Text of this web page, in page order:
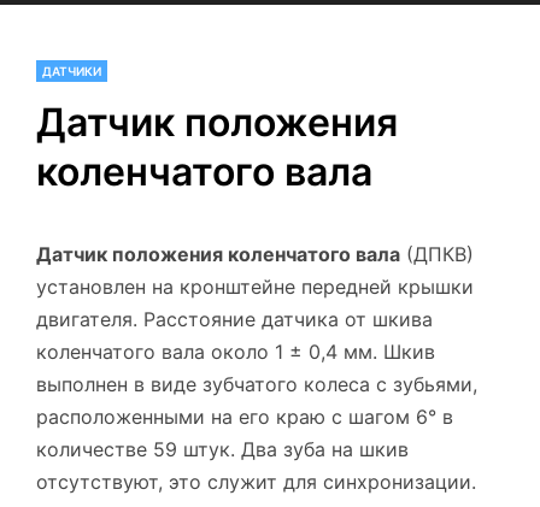
ДАТЧИКИ
Датчик положения
коленчатого вала
Датчик положения коленчатого вала (ДПКВ)
установлен на кронштейне передней крышки
двигателя. Расстояние датчика от шкива
коленчатого вала около 1 ± 0,4 мм. Шкив
выполнен в виде зубчатого колеса с зубьями,
расположенными на его краю с шагом 6° в
количестве 59 штук. Два зуба на шкив
отсутствуют, это служит для синхронизации.